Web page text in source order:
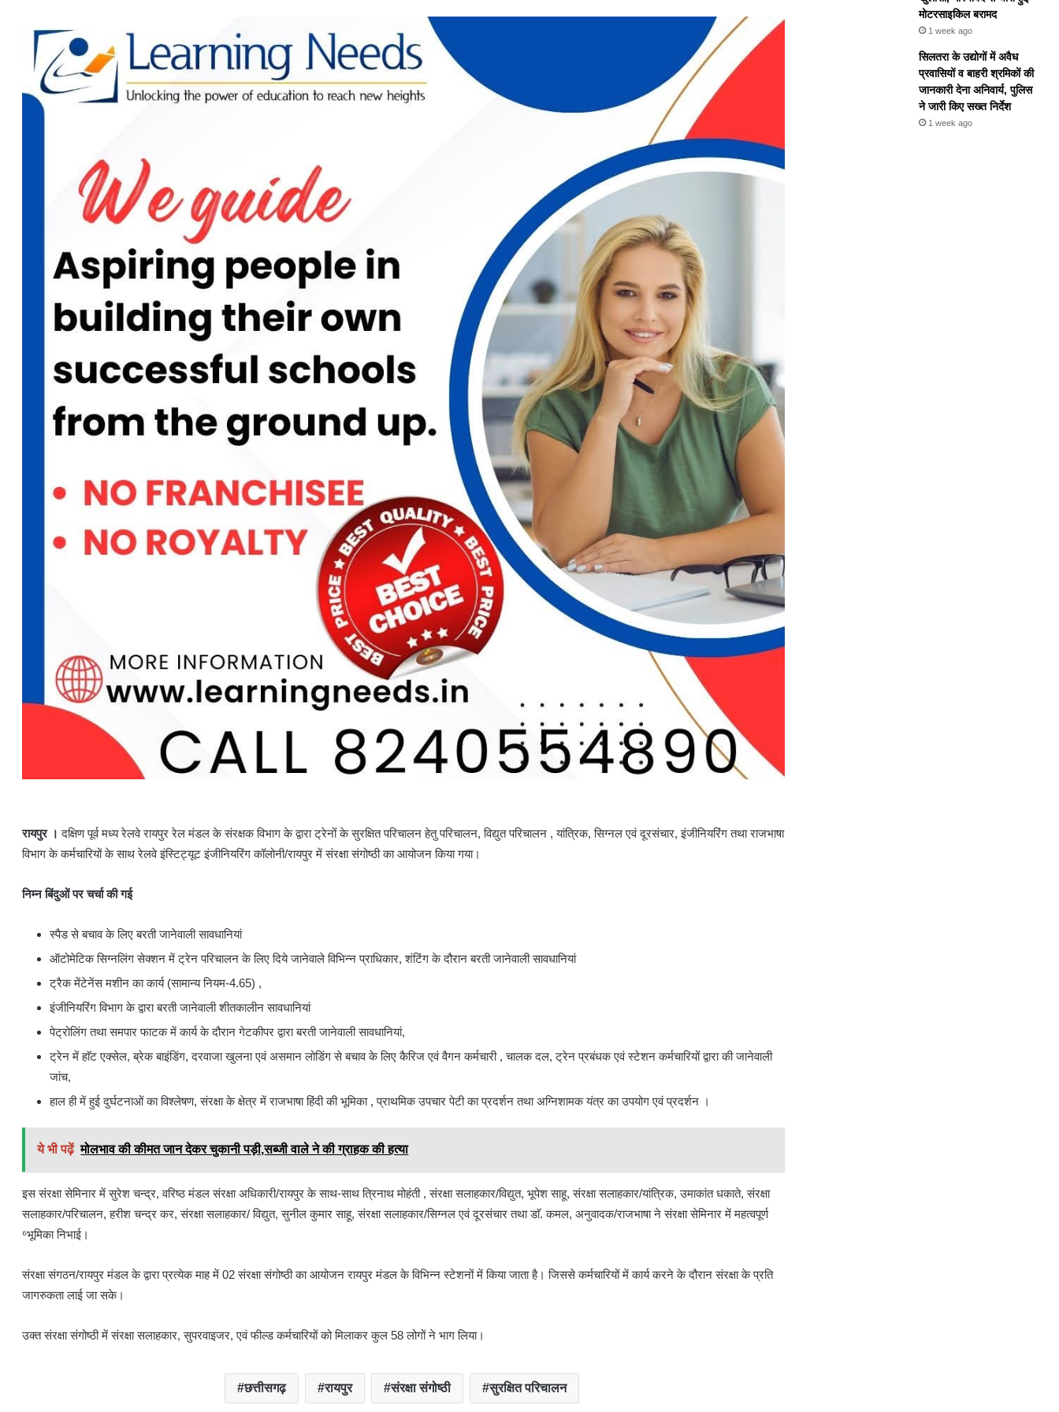
रायपुर । दक्षिण पूर्व मध्य रेलवे रायपुर रेल मंडल के संरक्षक विभाग के द्वारा ट्रेनों के सुरक्षित परिचालन हेतु परिचालन, विद्युत परिचालन , यांत्रिक, सिग्नल एवं दूरसंचार, इंजीनियरिंग तथा राजभाषा
विभाग के कर्मचारियों के साथ रेलवे इंस्टिट्यूट इंजीनियरिंग कॉलोनी/रायपुर में संरक्षा संगोष्ठी का आयोजन किया गया।
निम्न बिंदुओं पर चर्चा की गई
स्पैड से बचाव के लिए बरती जानेवाली सावधानियां
ऑटोमेटिक सिग्नलिंग सेक्शन में ट्रेन परिचालन के लिए दिये जानेवाले विभिन्‍न प्राधिकार, शंटिंग के दौरान बरती जानेवाली सावधानियां
ट्रैक मेंटेनेंस मशीन का कार्य (सामान्य नियम-4.65) ,
इंजीनियरिंग विभाग के द्वारा बरती जानेवाली शीतकालीन सावधानियां
पेट्रोलिंग तथा समपार फाटक में कार्य के दौरान गेटकीपर द्वारा बरती जानेवाली सावधानियां,
ट्रेन में हाॅट एक्सेल, ब्रेक बाइंडिंग, दरवाजा खुलना एवं असमान लोडिंग से बचाव के लिए कैरिज एवं वैगन कर्मचारी , चालक दल, ट्रेन प्रबंधक एवं स्टेशन कर्मचारियों द्वारा की जानेवाली
जांच,
हाल ही में हुई दुर्घटनाओं का विश्लेषण, संरक्षा के क्षेत्र में राजभाषा हिंदी की भूमिका , प्राथमिक उपचार पेटी का प्रदर्शन तथा अग्निशामक यंत्र का उपयोग एवं प्रदर्शन ।
ये भी पढ़ें मोलभाव की कीमत जान देकर चुकानी पड़ी,सब्जी वाले ने की ग्राहक की हत्या
इस संरक्षा सेमिनार में सुरेश चन्द्र, वरिष्ठ मंडल संरक्षा अधिकारी/रायपुर के साथ-साथ त्रिनाथ मोहंती , संरक्षा सलाहकार/विद्युत, भूपेश साहू, संरक्षा सलाहकार/यांत्रिक, उमाकांत धकाते, संरक्षा
सलाहकार/परिचालन, हरीश चन्द्र कर, संरक्षा सलाहकार/ विद्युत, सुनील कुमार साहू, संरक्षा सलाहकार/सिग्नल एवं दूरसंचार तथा डाॅ. कमल, अनुवादक/राजभाषा ने संरक्षा सेमिनार में महत्वपूर्ण
⁶भूमिका निभाई।
संरक्षा संगठन/रायपुर मंडल के द्वारा प्रत्येक माह में 02 संरक्षा संगोष्ठी का आयोजन रायपुर मंडल के विभिन्न स्टेशनों में किया जाता है। जिससे कर्मचारियों में कार्य करने के दौरान संरक्षा के प्रति
जागरुकता लाई जा सके।
उक्त संरक्षा संगोष्ठी में संरक्षा सलाहकार, सुपरवाइजर, एवं फील्ड कर्मचारियों को मिलाकर कुल 58 लोगों ने भाग लिया।
छत्तीसगढ़ रायपुर संरक्षा संगोष्ठी सुरक्षित परिचालन
मोटरसाइकिल बरामद
1 week ago
सिलतरा के उद्योगों में अवैध
प्रवासियों व बाहरी श्रमिकों की
जानकारी देना अनिवार्य, पुलिस
ने जारी किए सख्त निर्देश
1 week ago